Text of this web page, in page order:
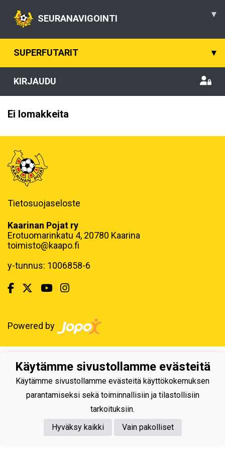
SEURANAVIGOINTI ▾
SUPERFUTARIT ▾
KIRJAUDU
Ei lomakkeita
Tietosuojaseloste
Kaarinan Pojat ry
Erotuomarinkatu 4, 20780 Kaarina
toimisto@kaapo.fi
y-tunnus: 1006858-6
Powered by
Käytämme sivustollamme evästeitä
Käytämme sivustollamme evästeitä käyttökokemuksen
parantamiseksi sekä toiminnallisiin ja tilastollisiin
tarkoituksiin.
Hyväksy kaikki
Vain pakolliset